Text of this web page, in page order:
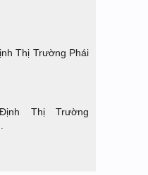
Thị Trường Phái
Thị Trường